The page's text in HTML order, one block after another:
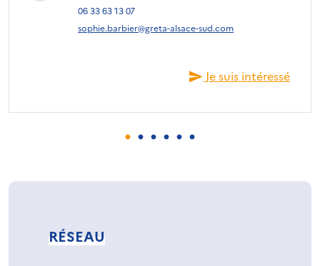
06 33 63 13 07
sophie.barbier@greta-alsace-sud.com
Je suis intéressé
RÉSEAU